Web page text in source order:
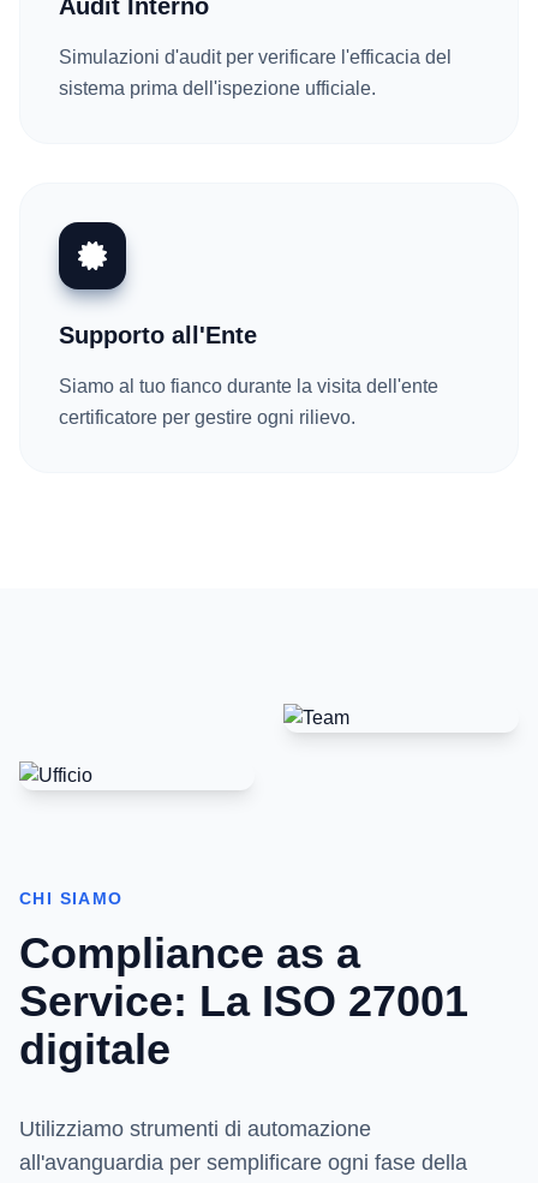
Audit Interno
Simulazioni d'audit per verificare l'efficacia del
sistema prima dell'ispezione ufficiale.
Supporto all'Ente
Siamo al tuo fianco durante la visita dell'ente
certificatore per gestire ogni rilievo.
CHI SIAMO
Compliance as a
Service: La ISO 27001
digitale
Utilizziamo strumenti di automazione
all'avanguardia per semplificare ogni fase della